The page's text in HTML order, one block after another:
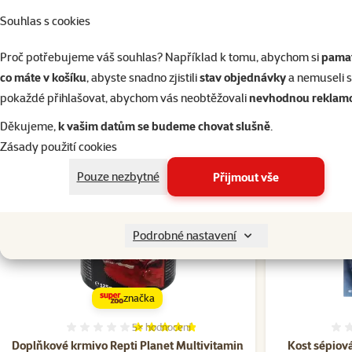
Souhlas s cookies
Proč potřebujeme váš souhlas? Například k tomu, abychom si
co máte v košíku, abyste snadno zjistilistav objednávkya nemuseli
pokaždé přihlašovat, abychom vás neobtěžovalinevhodnou
Děkujeme,k vašim datům se budeme chovat slušně.
Zásady použití cookies
Pouze nezbytné
Přijmout vše
Podrobné nastavení
Značka
Katalogové číslo
8592213010393
Doplňkové krmivo Repti Planet Multivitamin
Hodnocení 96%, počet hodnocení: 5
5× hodnocení
☀️Léto
značka
Kost